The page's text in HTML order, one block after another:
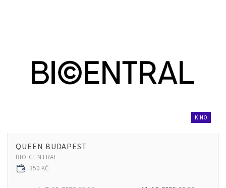
KINO
QUEEN BUDAPEST
BIO CENTRAL
350 KČ